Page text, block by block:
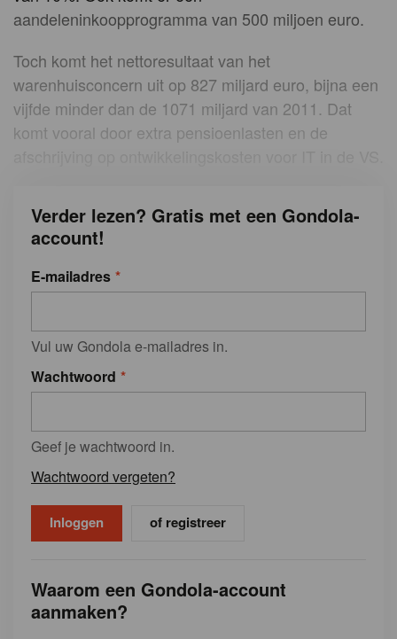
aandeleninkoopprogramma van 500 miljoen euro.
Toch komt het nettoresultaat van het
warenhuisconcern uit op 827 miljard euro, bijna een
vijfde minder dan de 1071 miljard van 2011. Dat
komt vooral door extra pensioenlasten en de
Verder lezen? Gratis met een Gondola-
account!
E-mailadres
Vul uw Gondola e-mailadres in.
Wachtwoord
Geef je wachtwoord in.
Wachtwoord vergeten?
of registreer
Waarom een Gondola-account
aanmaken?